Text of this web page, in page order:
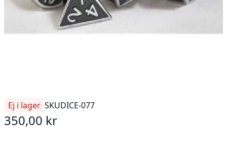
Ej i lager SKUDICE-077
350,00 kr